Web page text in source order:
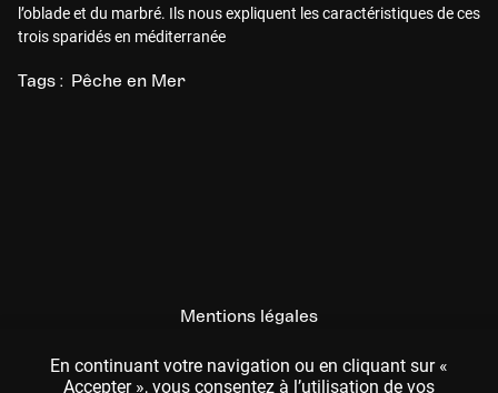
l’oblade et du marbré. Ils nous expliquent les caractéristiques de ces
trois sparidés en méditerranée
Tags : Pêche en Mer
Mentions légales
CGU
En continuant votre navigation ou en cliquant sur «
Accepter », vous consentez à l’utilisation de vos